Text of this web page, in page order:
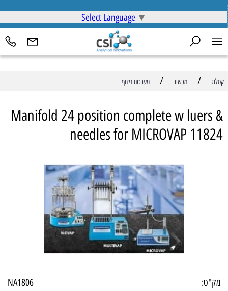
Select Language ▼
קטלוג / מכשור / מערכות נידוף
Manifold 24 position complete w luers &
needles for MICROVAP 11824
מק"ט: NA1806